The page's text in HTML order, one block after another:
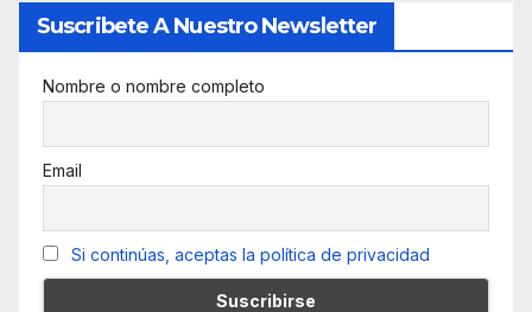
Suscribete A Nuestro Newsletter
Nombre o nombre completo
Email
Si continúas, aceptas la política de privacidad